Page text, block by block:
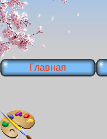
Главная